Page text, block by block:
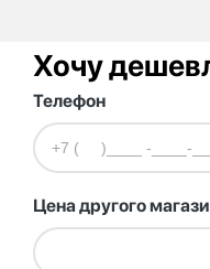
Хочу
Телефон
Цена другого